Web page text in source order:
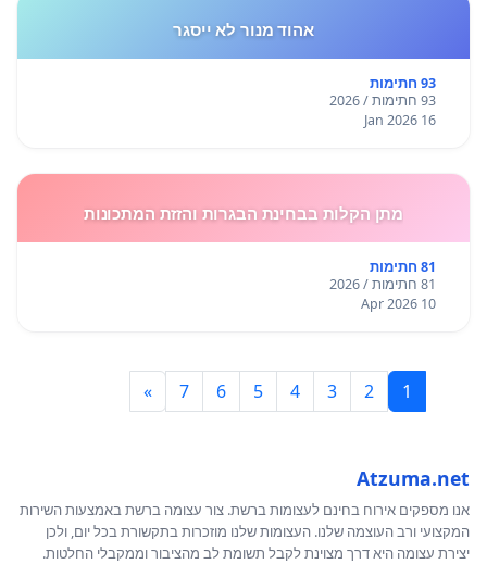
אהוד מנור לא ייסגר
93 חתימות
93 חתימות / 2026
16 Jan 2026
מתן הקלות בבחינת הבגרות והזזת המתכונות
81 חתימות
81 חתימות / 2026
10 Apr 2026
1
2
3
4
5
6
7
»
Atzuma.net
אנו מספקים אירוח בחינם לעצומות ברשת. צור עצומה ברשת באמצעות השירות
המקצועי ורב העוצמה שלנו. העצומות שלנו מוזכרות בתקשורת בכל יום, ולכן
יצירת עצומה היא דרך מצוינת לקבל תשומת לב מהציבור וממקבלי החלטות.